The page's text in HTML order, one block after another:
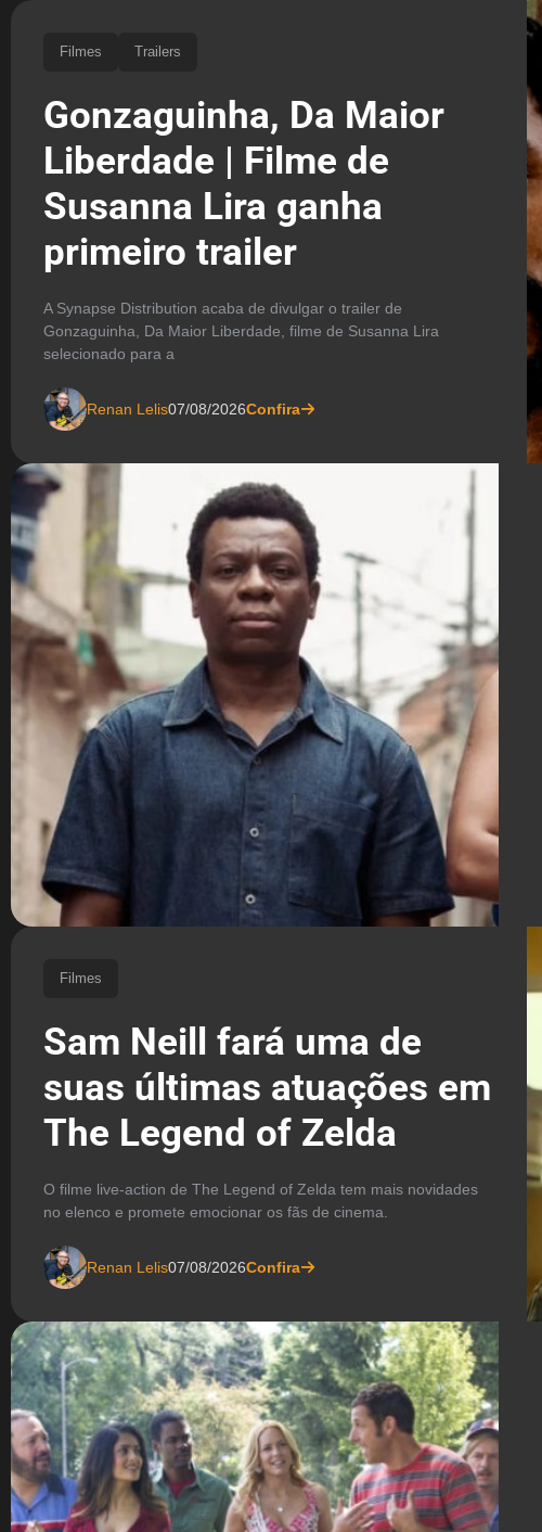
Filmes Trailers
Gonzaguinha, Da Maior
Liberdade | Filme de
Susanna Lira ganha
primeiro trailer
A Synapse Distribution acaba de divulgar o trailer de
Gonzaguinha, Da Maior Liberdade, filme de Susanna Lira
selecionado para a
Renan Lelis07/08/2026Confira
Filmes
Sam Neill fará uma de
suas últimas atuações em
The Legend of Zelda
O filme live-action de The Legend of Zelda tem mais novidades
no elenco e promete emocionar os fãs de cinema.
Renan Lelis07/08/2026Confira